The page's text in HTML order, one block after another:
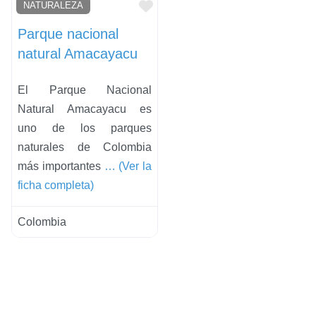
NATURALEZA
Favorito
Parque nacional
natural Amacayacu
El Parque Nacional
Natural Amacayacu es
uno de los parques
naturales de Colombia
más importantes … (Ver la
ficha completa)
Colombia